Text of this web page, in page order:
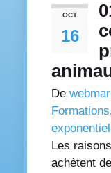
OCT
16
De
Formations
Les
achètent